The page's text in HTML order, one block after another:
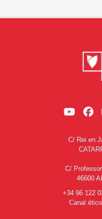
C/ Rei en
C/
46600
+34 96 122
Canal